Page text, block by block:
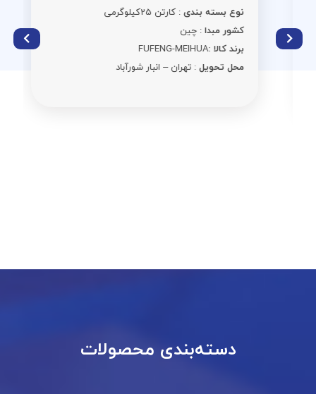
نوع بسته بندی: کارتن 25کیلوگرمی
کشور مبدا: چین
برند کالا :FUFENG-MEIHUA
محل تحویل: تهران – انبار شورآباد
دسته‌بندی محصولات